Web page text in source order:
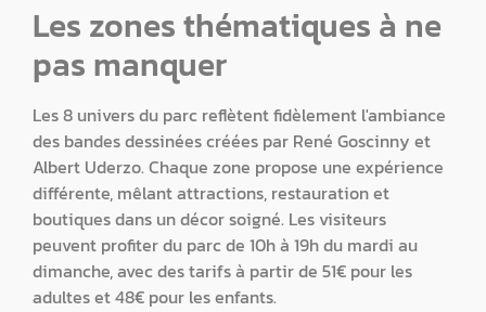
Les zones thématiques à ne
pas manquer
Les 8 univers du parc reflètent fidèlement l'ambiance
des bandes dessinées créées par René Goscinny et
Albert Uderzo. Chaque zone propose une expérience
différente, mêlant attractions, restauration et
boutiques dans un décor soigné. Les visiteurs
peuvent profiter du parc de 10h à 19h du mardi au
dimanche, avec des tarifs à partir de 51€ pour les
adultes et 48€ pour les enfants.